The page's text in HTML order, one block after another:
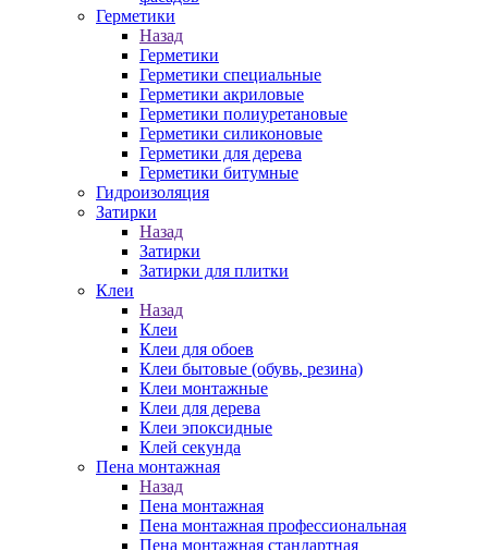
Герметики
Назад
Герметики
Герметики специальные
Герметики акриловые
Герметики полиуретановые
Герметики силиконовые
Герметики для дерева
Герметики битумные
Гидроизоляция
Затирки
Назад
Затирки
Затирки для плитки
Клеи
Назад
Клеи
Клеи для обоев
Клеи бытовые (обувь, резина)
Клеи монтажные
Клеи для дерева
Клеи эпоксидные
Клей секунда
Пена монтажная
Назад
Пена монтажная
Пена монтажная профессиональная
Пена монтажная стандартная